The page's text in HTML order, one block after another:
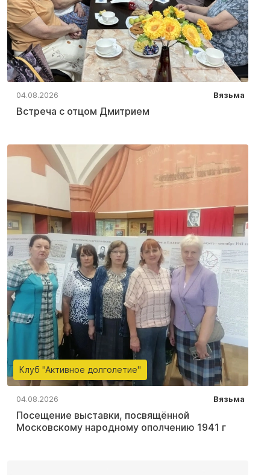
04.08.2026 Вязьма
Встреча с отцом Дмитрием
Клуб "Активное долголетие"
04.08.2026 Вязьма
Посещение выставки, посвящённой
Московскому народному ополчению 1941 г